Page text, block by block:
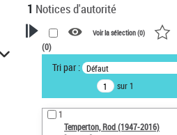
1 Notices d'autorité
VOTRE RECHERCHE
Recherche avancée dans les
notices d’autorité
Œuvres liées à l'auteur :
Temperton, Rod (1947-2016)
Voir la sélection (0)
(0)
Tri par : Défaut
sur 1
1
Temperton, Rod (1947-2016)